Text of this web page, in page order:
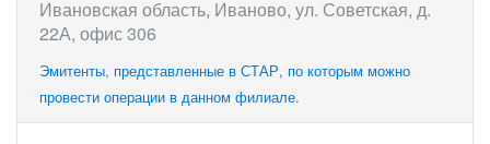
Ивановская область, Иваново, ул. Советская, д.
22А, офис 306
Эмитенты, представленные в СТАР, по которым можно
провести операции в данном филиале.